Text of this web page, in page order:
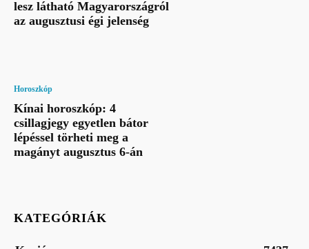
lesz látható Magyarországról
az augusztusi égi jelenség
Horoszkóp
Kínai horoszkóp: 4
csillagjegy egyetlen bátor
lépéssel törheti meg a
magányt augusztus 6-án
KATEGÓRIÁK